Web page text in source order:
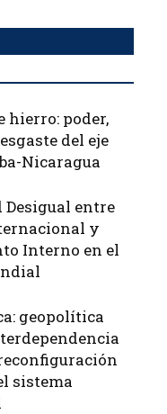
hierro: poder,
del eje
Nicaragua
entre
y
Interno en el
geopolítica
sistema